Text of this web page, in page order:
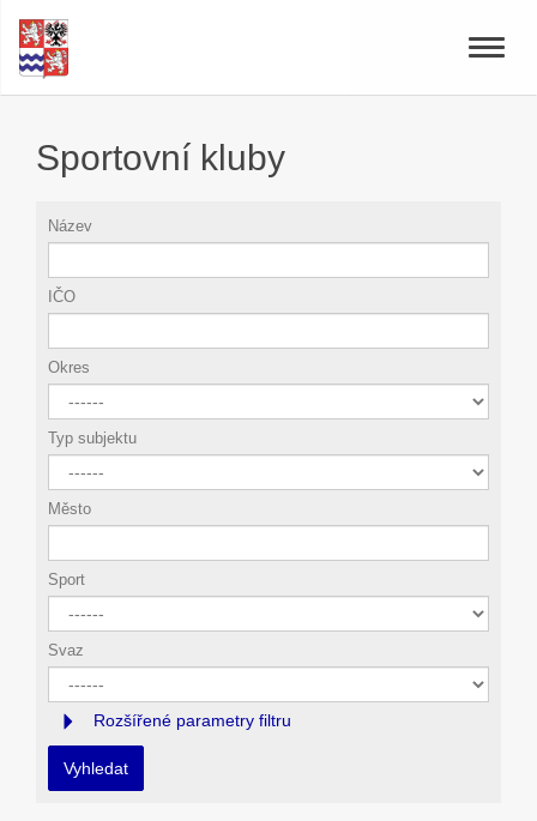
Toggle
Sportovní kluby
Název
IČO
Okres
Typ subjektu
Město
Sport
Svaz
Rozšířené parametry filtru
Vyhledat